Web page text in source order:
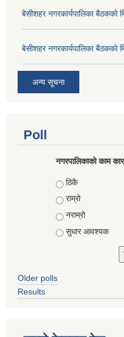
बे‍‍सीशहर नगरकार्यपालिका
बे‍‍सीशहर नगरकार्यपालिका
अन्य सूचना
Poll
नगरपालिकाको काम
Choices
ठिकै
राम्रो
नराम्रो
सुधार आवश्यक
Older polls
Results